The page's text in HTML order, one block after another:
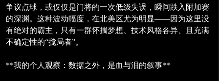
争议点球，或仅仅是门将的一次低级失误，瞬间跌入附加赛
的深渊。这种波动幅度，在北美区尤为明显——因为这里没
有绝对的霸主，只有一群怀揣梦想、技术风格各异、且充满
不确定性的“搅局者”。
**我的个人观察：数据之外，是血与泪的叙事**